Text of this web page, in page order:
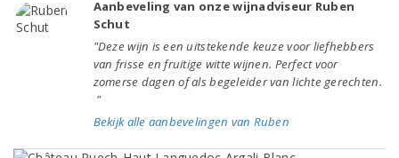
Aanbeveling van onze wijnadviseur Ruben
Schut
"Deze wijn is een uitstekende keuze voor liefhebbers
van frisse en fruitige witte wijnen. Perfect voor
zomerse dagen of als begeleider van lichte gerechten.
"
Bekijk alle aanbevelingen van Ruben